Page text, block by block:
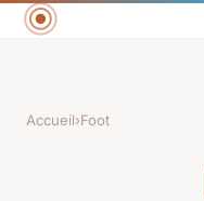
Accueil›Foot